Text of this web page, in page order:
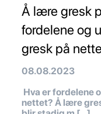
Å lære gresk
fordelene og
gresk på
08.08.2023
Hva er fordelene
nettet? Å lære